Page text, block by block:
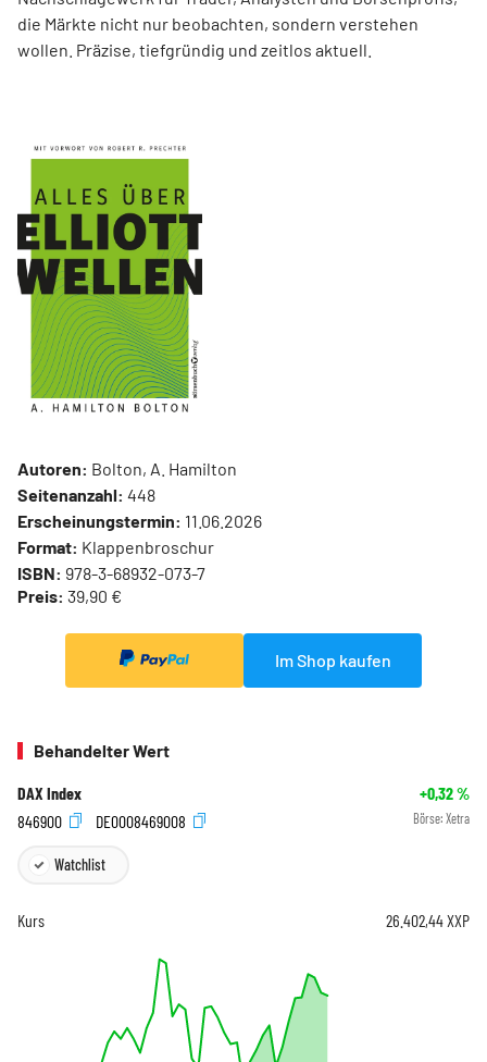
die Märkte nicht nur beobachten, sondern verstehen
wollen. Präzise, tiefgründig und zeitlos aktuell.
Autoren: Bolton, A. Hamilton
Seitenanzahl: 448
Erscheinungstermin: 11.06.2026
Format: Klappenbroschur
ISBN: 978-3-68932-073-7
Preis: 39,90 €
Im Shop kaufen
Behandelter Wert
DAX Index +0,32%
846900
DE0008469008 Börse: Xetra
Watchlist
Kurs 26.402,44XXP